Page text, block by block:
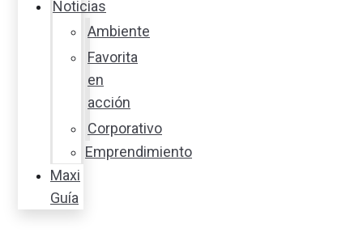
Noticias
Ambiente
Favorita
en
acción
Corporativo
Emprendimiento
Maxi
Guía